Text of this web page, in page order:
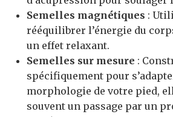
Semelles magnétiques :
rééquilibrer l’énergie du
un effet relaxant.
Semelles sur mesure :
spécifiquement pour
morphologie de votre pied,
souvent un passage par un